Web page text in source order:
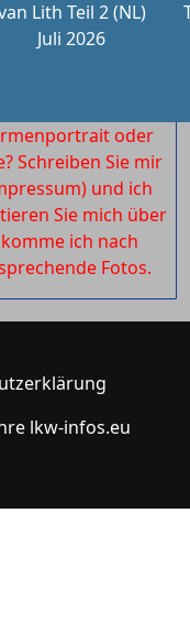
Lith Teil 2 (NL)
Juli 2026
oder
Schreiben Sie mir
und ich
Sie mich über
ich nach
Fotos.
lkw-infos.eu